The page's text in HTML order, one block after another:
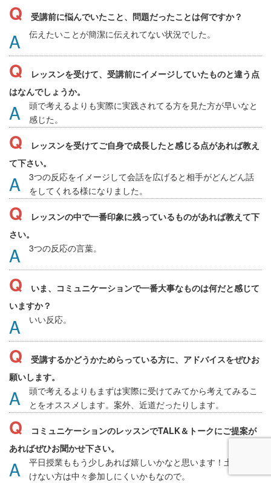
受講前に悩んでいたこと、問題だったことは何ですか？
伝えたいことが簡潔に伝えれてない状況でした。
レッスンを受けて、受講前にイメージしていたものと違う点
はなんでしょうか。
頭で考えるよりも実際に実践されてる方を見た方が早いなと
感じた。
レッスンを受けてご自身で成長したと感じる点があれば教え
て下さい。
3つの反応をイメージして会話を広げると相手がどんどん話
をしてくれる様になりました。
レッスンの中で一番印象に残っているものがあれば教えて下
さい。
3つの反応の言葉。
いま、コミュニケーションで一番大事なものは何だと感じて
いますか？
いい反応。
受講するかどうかためらっている方に、アドバイスをぜひお
願いします。
頭で考えるよりもまずは実際に受けてみてから考えてみるこ
とをオススメします。案外、近道だったりします。
コミュニケーションのレッスンでTALK＆トークにご提案が
あればぜひお聞かせ下さい。
平日授業ももう少しあれば嬉しいかなと思います！土日が動
けない方は中々参加しにくいかもなので。